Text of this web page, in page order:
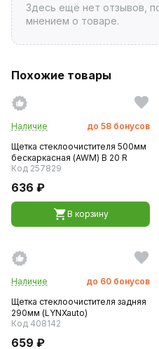
Здесь ещё нет отзывов,
мнением о товаре.
Похожие товары
Наличие до 58 бонусов
Щетка стеклоочистителя 500мм
бескаркасная (AWM) B 20 R
Код 257829
636 ₽
В корзину
Наличие до 60 бонусов
Щетка стеклоочистителя задняя
290мм (LYNXauto)
Код 408142
659 ₽